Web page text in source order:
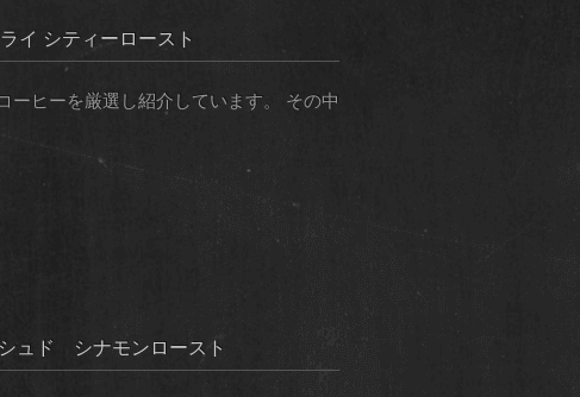
イ シティーロースト
ーヒーを厳選し紹介しています。 その中
ュド シナモンロースト